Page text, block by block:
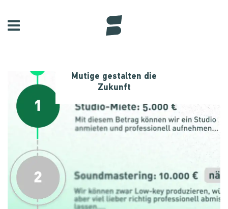
Mutige gestalten die
Zukunft